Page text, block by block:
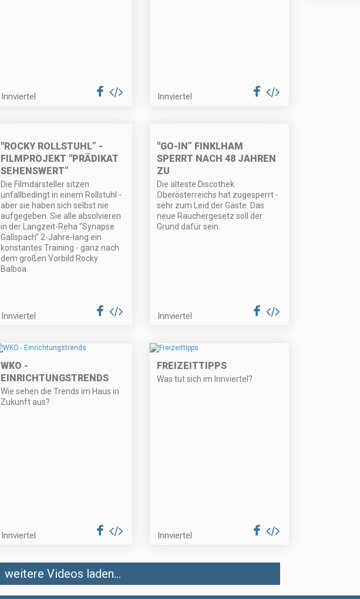
Innviertel Innviertel
"ROCKY ROLLSTUHL” -
FILMPROJEKT "PRÄDIKAT
SEHENSWERT”
Die Filmdarsteller sitzen
unfallbedingt in einem Rollstuhl -
aber sie haben sich selbst nie
aufgegeben. Sie alle absolvieren
in der Langzeit-Reha “Synapse
Gallspach” 2-Jahre-lang ein
konstantes Training - ganz nach
dem großen Vorbild Rocky
Balboa.
Innviertel
"GO-IN” FINKLHAM
SPERRT NACH 48 JAHREN
ZU
Die älteste Discothek
Oberösterreichs hat zugesperrt -
sehr zum Leid der Gäste. Das
neue Rauchergesetz soll der
Grund dafür sein.
Innviertel
WKO -
EINRICHTUNGSTRENDS
Wie sehen die Trends im Haus in
Zukunft aus?
Innviertel
FREIZEITTIPPS
Was tut sich im Innviertel?
Innviertel
weitere Videos laden...